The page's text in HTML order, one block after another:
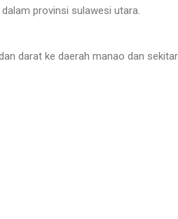
provinsi sulawesi utara.
darat ke daerah manao dan